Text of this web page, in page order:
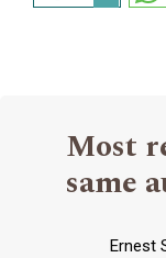
Most
same
Ernest